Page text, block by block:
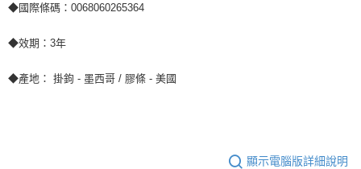
◆國際條碼：0068060265364
◆效期：3年
◆產地： 掛鉤 - 墨西哥 / 膠條 - 美國
顯示電腦版詳細說明